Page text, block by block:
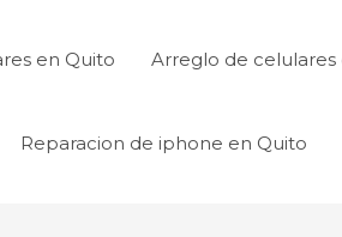
en Quito Arreglo de celulares
Reparacion de iphone en Quito